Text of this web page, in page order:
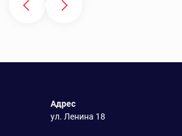
Адрес
ул. Ленина 18